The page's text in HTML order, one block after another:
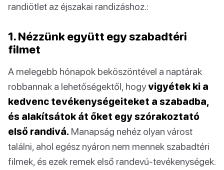
randiötlet az éjszakai randizáshoz.:
1. Nézzünk együtt egy szabadtéri
filmet
A melegebb hónapok beköszöntével a naptárak
robbannak a lehetőségektől, hogy vigyétek ki a
kedvenc tevékenységeiteket a szabadba,
és alakítsátok át őket egy szórakoztató
első randivá. Manapság nehéz olyan várost
találni, ahol egész nyáron nem mennek szabadtéri
filmek, és ezek remek első randevú-tevékenységek.